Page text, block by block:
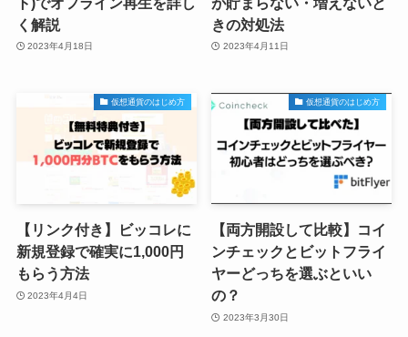
く解説
2023年4月18日
きの対処法
2023年4月11日
仮想通貨のはじめ方
【リンク付き】ビッコレに
新規登録で確実に1,000円
もらう方法
2023年4月4日
仮想通貨のはじめ方
【両方開設して比較】コイ
ンチェックとビットフライ
ヤーどっちを選ぶといい
の？
2023年3月30日